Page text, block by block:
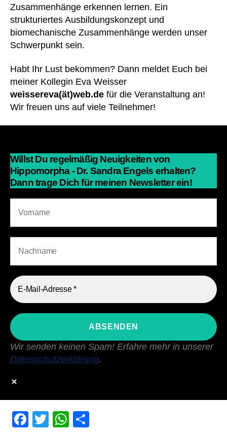
Zusammenhänge erkennen lernen. Ein
strukturiertes Ausbildungskonzept und
biomechanische Zusammenhänge werden unser
Schwerpunkt sein.
Habt Ihr Lust bekommen? Dann meldet Euch bei
meiner Kollegin Eva Weisser
weissereva(ät)web.de für die Veranstaltung an!
Wir freuen uns auf viele Teilnehmer!
Willst Du regelmäßig Neuigkeiten von
Hippomorpha - Dr. Sandra Engels erhalten?
Dann trage Dich für meinen Newsletter ein!
Wir senden keinen Spam! Erfahre mehr in unserer
Datenschutzerklärung.
F
T
W